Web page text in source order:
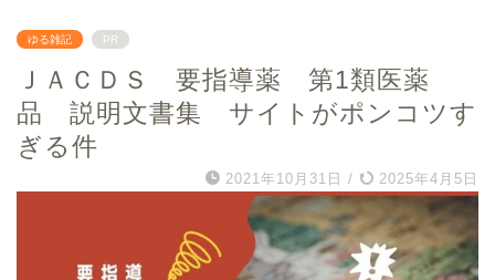
ゆる雑記 PR
ＪＡＣＤＳ 要指導薬 第1類医薬
品 説明文書集 サイトがポンコツす
ぎる件
2021年10月31日 / 2025年4月5日